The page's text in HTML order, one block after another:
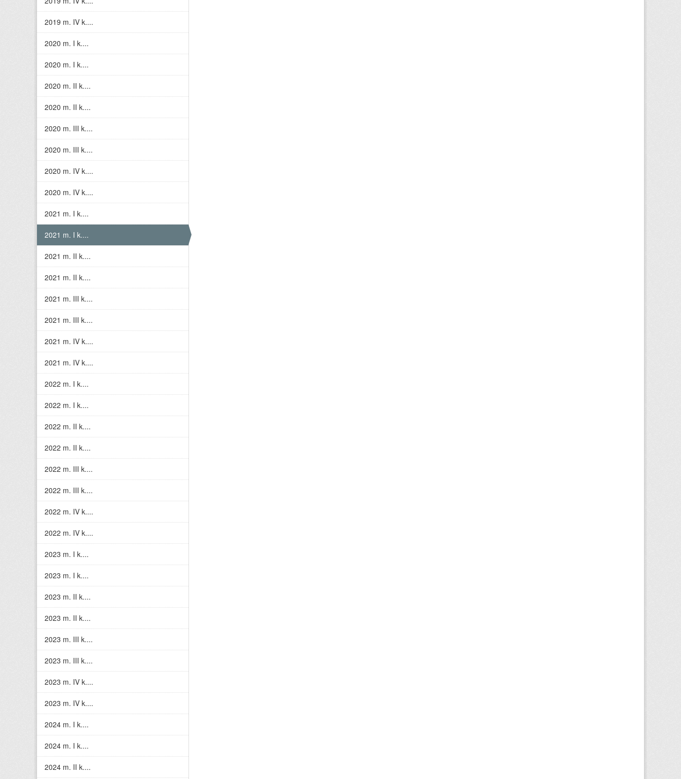
2019 m. IV k....
2020 m. I k....
2020 m. I k....
2020 m. II k....
2020 m. II k....
2020 m. III k....
2020 m. III k....
2020 m. IV k....
2020 m. IV k....
2021 m. I k....
2021 m. I k....
2021 m. II k....
2021 m. II k....
2021 m. III k....
2021 m. III k....
2021 m. IV k....
2021 m. IV k....
2022 m. I k....
2022 m. I k....
2022 m. II k....
2022 m. II k....
2022 m. III k....
2022 m. III k....
2022 m. IV k....
2022 m. IV k....
2023 m. I k....
2023 m. I k....
2023 m. II k....
2023 m. II k....
2023 m. III k....
2023 m. III k....
2023 m. IV k....
2023 m. IV k....
2024 m. I k....
2024 m. I k....
2024 m. II k....